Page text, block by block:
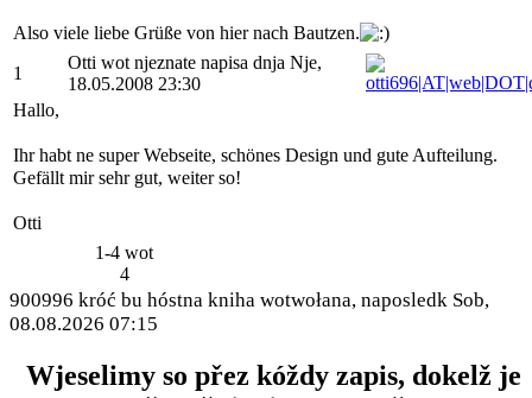
Also viele liebe Grüße von hier nach Bautzen.
1
Otti wot njeznate napisa dnja Nje,
18.05.2008 23:30
Hallo,
Ihr habt ne super Webseite, schönes Design und gute Aufteilung.
Gefällt mir sehr gut, weiter so!
Otti
1-4 wot
4
900996 króć bu hóstna kniha wotwołana, naposledk Sob,
08.08.2026 07:15
Wjeselimy so přez kóždy zapis, dokelž je